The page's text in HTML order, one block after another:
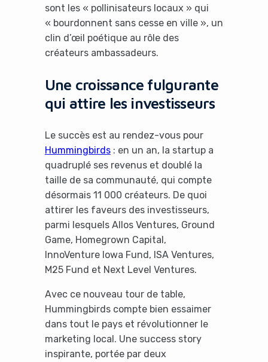
sont les « pollinisateurs locaux » qui
« bourdonnent sans cesse en ville », un
clin d’œil poétique au rôle des
créateurs ambassadeurs.
Une croissance fulgurante
qui attire les investisseurs
Le succès est au rendez-vous pour
Hummingbirds: en un an, la startup a
quadruplé ses revenus et doublé la
taille de sa communauté, qui compte
désormais 11 000 créateurs. De quoi
attirer les faveurs des investisseurs,
parmi lesquels Allos Ventures, Ground
Game, Homegrown Capital,
InnoVenture Iowa Fund, ISA Ventures,
M25 Fund et Next Level Ventures.
Avec ce nouveau tour de table,
Hummingbirds compte bien essaimer
dans tout le pays et révolutionner le
marketing local. Une success story
inspirante, portée par deux